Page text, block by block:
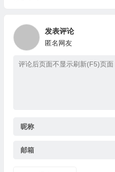
发表评论
匿名网友
昵称
邮箱